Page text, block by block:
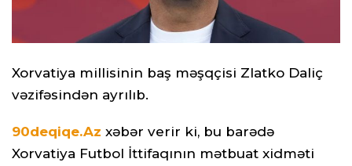
Xorvatiya millisinin baş məşqçisi Zlatko Daliç
vəzifəsindən ayrılıb.
90deqiqe.Az xəbər verir ki, bu barədə
Xorvatiya Futbol İttifaqının mətbuat xidməti